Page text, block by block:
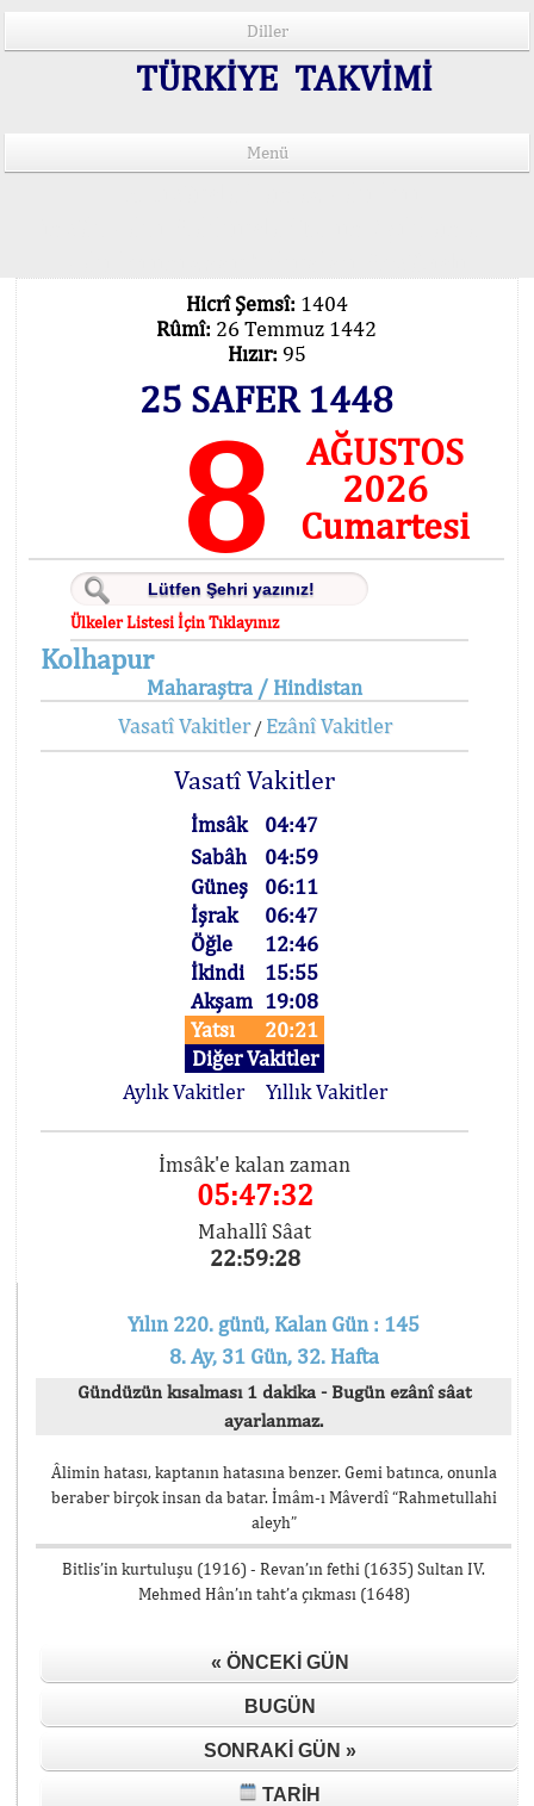
Diller
TÜRKİYE TAKVİMİ
Menü
Hicrî Şemsî: 1404
Rûmî: 26 Temmuz 1442
Hızır: 95
25 SAFER 1448
8
AĞUSTOS
2026
Cumartesi
Ülkeler Listesi İçin Tıklayınız
Kolhapur
Maharaştra / Hindistan
Vasatî Vakitler/ Ezânî Vakitler
Vasatî Vakitler
İmsâk
04:47
Sabâh
04:59
Güneş
06:11
İşrak
06:47
Öğle
12:46
İkindi
15:55
Akşam 19:08
Yatsı
20:21
Diğer Vakitler
Aylık Vakitler
Yıllık Vakitler
İmsâk'e kalan zaman
05:47:32
Mahallî Sâat
22:59:28
Yılın 220. günü, Kalan Gün : 145
8. Ay, 31 Gün, 32. Hafta
Gündüzün kısalması 1 dakika - Bugün ezânî sâat
ayarlanmaz.
Âlimin hatası, kaptanın hatasına benzer. Gemi batınca, onunla
beraber birçok insan da batar. İmâm-ı Mâverdî “Rahmetullahi
aleyh”
Bitlis’in kurtuluşu (1916) - Revan’ın fethi (1635) Sultan IV.
Mehmed Hân’ın taht’a çıkması (1648)
« ÖNCEKI GÜN
BUGÜN
SONRAKI GÜN »
TARIH